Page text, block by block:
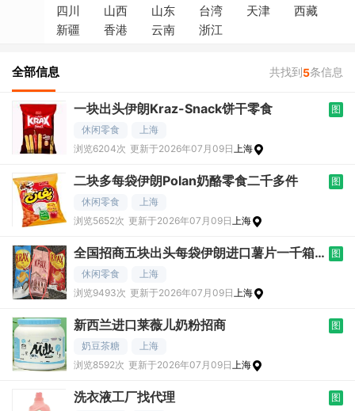
四川
山西 山东 台湾 天津
西藏
新疆
香港 云南 浙江
全部信息 共找到5条信息
一块出头伊朗Kraz-Snack饼干零食
图
休闲零食
上海
浏览6204次 更新于2026年07月09日上海
二块多每袋伊朗Polan奶酪零食二千多件
图
休闲零食
上海
浏览5652次 更新于2026年07月09日上海
全国招商五块出头每袋伊朗进口薯片一千箱
起
图
休闲零食
上海
浏览9493次 更新于2026年07月09日上海
新西兰进口莱薇儿奶粉招商
图
奶豆茶糖
上海
浏览8592次 更新于2026年07月09日上海
洗衣液工厂找代理 图